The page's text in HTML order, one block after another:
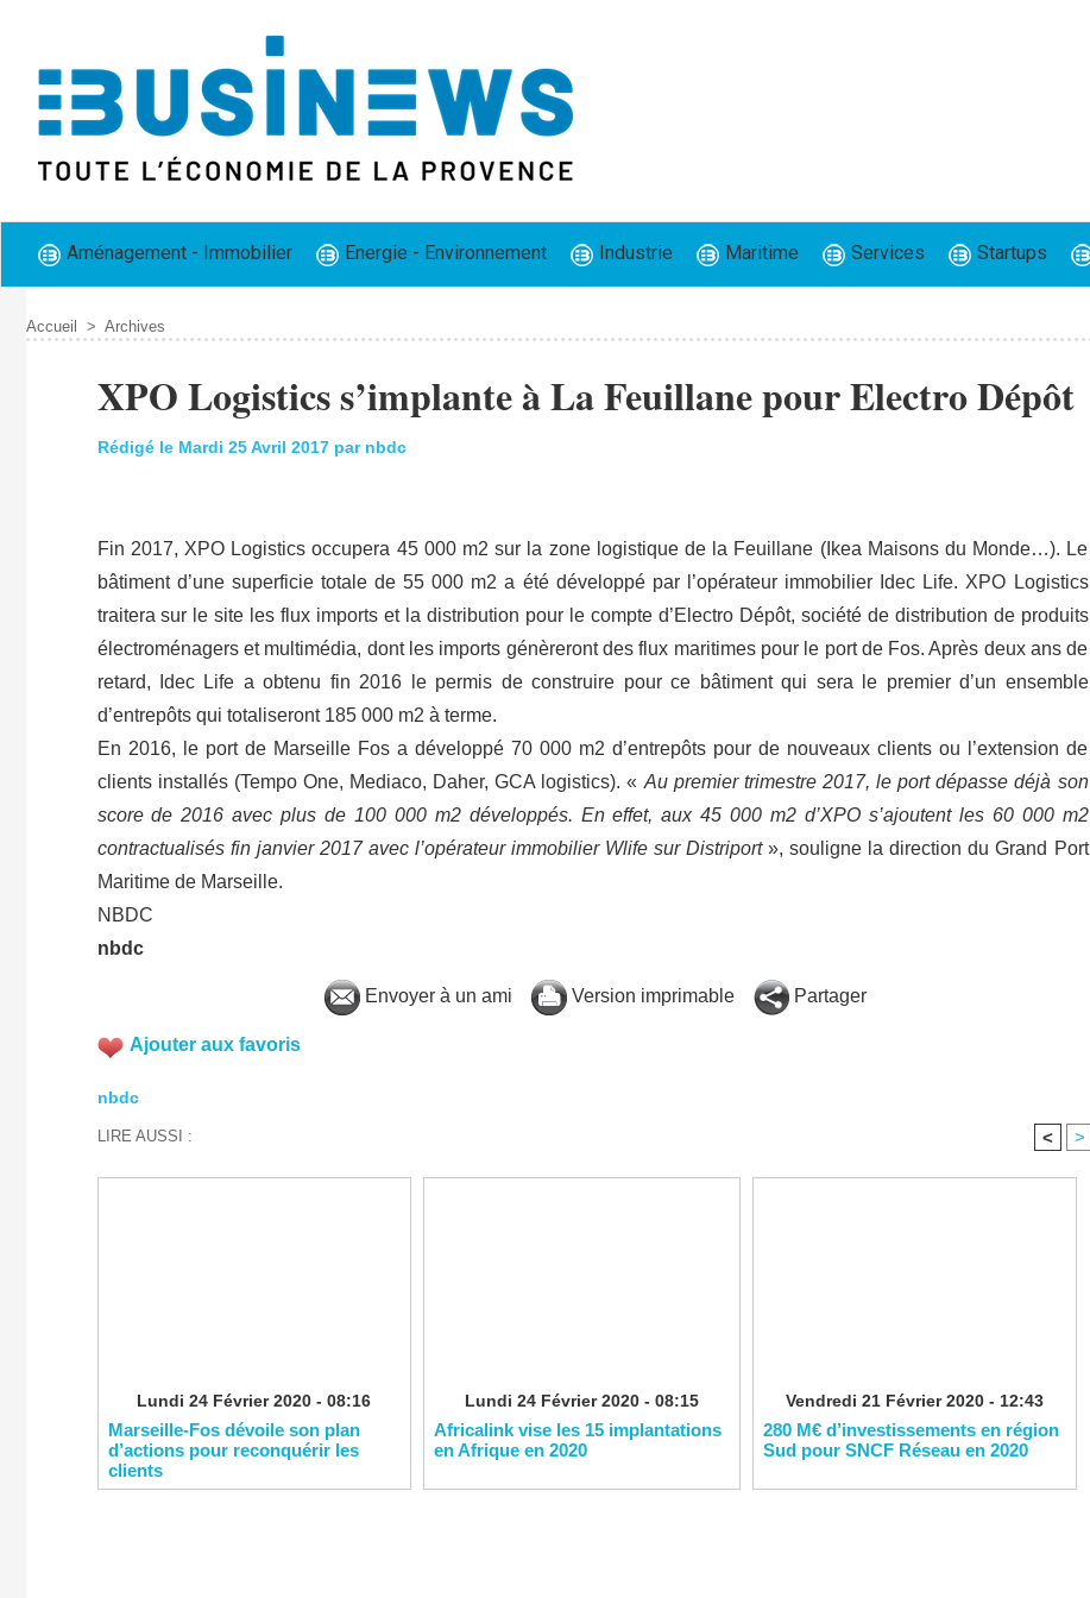
Aménagement - Immobilier Energie - Environnement Industrie Maritime Services Startups
Accueil > Archives
XPO Logistics s’implante à La Feuillane pour Electro Dépôt
Rédigé le Mardi 25 Avril 2017 par nbdc
Fin 2017, XPO Logistics occupera 45 000 m2 sur la zone logistique de la Feuillane (Ikea Maisons du Monde…). Le
bâtiment d’une superficie totale de 55 000 m2 a été développé par l’opérateur immobilier Idec Life. XPO Logistics
traitera sur le site les flux imports et la distribution pour le compte d’Electro Dépôt, société de distribution de produits
électroménagers et multimédia, dont les imports génèreront des flux maritimes pour le port de Fos. Après deux ans de
retard, Idec Life a obtenu fin 2016 le permis de construire pour ce bâtiment qui sera le premier d’un ensemble
d’entrepôts qui totaliseront 185 000 m2 à terme.
En 2016, le port de Marseille Fos a développé 70 000 m2 d’entrepôts pour de nouveaux clients ou l’extension de
clients installés (Tempo One, Mediaco, Daher, GCA logistics). « Au premier trimestre 2017, le port dépasse déjà son
score de 2016 avec plus de 100 000 m2 développés. En effet, aux 45 000 m2 d’XPO s’ajoutent les 60 000 m2
contractualisés fin janvier 2017 avec l’opérateur immobilier Wlife sur Distriport», souligne la direction du Grand Port
Maritime de Marseille.
NBDC
nbdc
Envoyer à un ami Version imprimable Partager
Ajouter aux favoris
nbdc
LIRE AUSSI : < >
Lundi 24 Février 2020 - 08:16
Marseille-Fos dévoile son plan
d’actions pour reconquérir les
clients
Lundi 24 Février 2020 - 08:15
Africalink vise les 15 implantations
en Afrique en 2020
Vendredi 21 Février 2020 - 12:43
280 M€ d’investissements en région
Sud pour SNCF Réseau en 2020